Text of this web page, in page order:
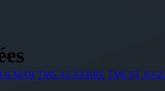
TMS AUXERRE TMS ST